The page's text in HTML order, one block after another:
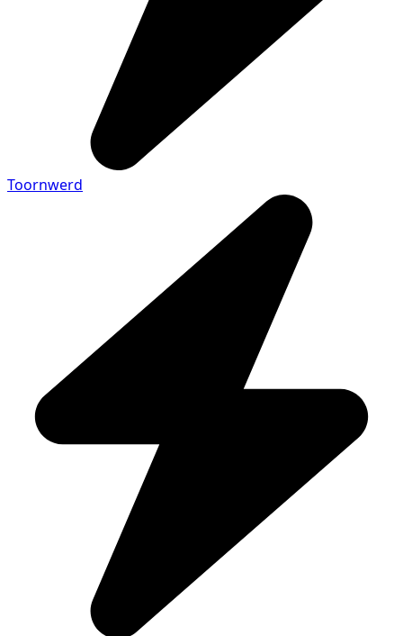
Toornwerd